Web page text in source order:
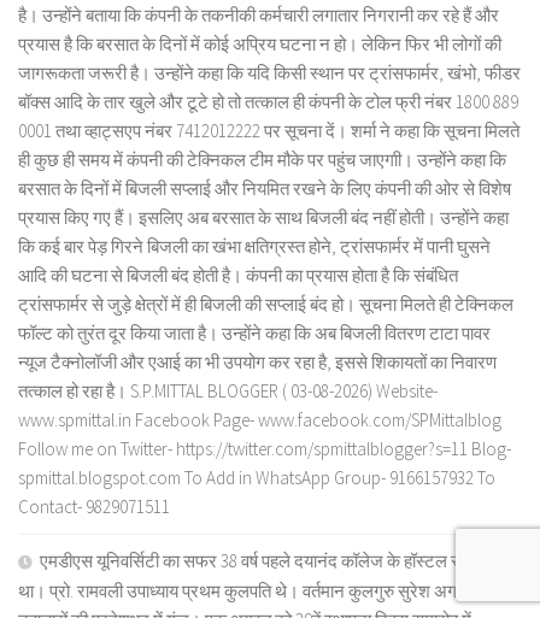
है। उन्होंने बताया कि कंपनी के तकनीकी कर्मचारी लगातार निगरानी कर रहे हैं और
प्रयास है कि बरसात के दिनों में कोई अप्रिय घटना न हो। लेकिन फिर भी लोगों की
जागरूकता जरूरी है। उन्होंने कहा कि यदि किसी स्थान पर ट्रांसफार्मर, खंभो, फीडर
बॉक्स आदि के तार खुले और टूटे हो तो तत्काल ही कंपनी के टोल फ्री नंबर 1800 889
0001 तथा व्हाट्सएप नंबर 7412012222 पर सूचना दें। शर्मा ने कहा कि सूचना मिलते
ही कुछ ही समय में कंपनी की टेक्निकल टीम मौके पर पहुंच जाएगाी। उन्होंने कहा कि
बरसात के दिनों में बिजली सप्लाई और नियमित रखने के लिए कंपनी की ओर से विशेष
प्रयास किए गए हैं। इसलिए अब बरसात के साथ बिजली बंद नहीं होती। उन्होंने कहा
कि कई बार पेड़ गिरने बिजली का खंभा क्षतिग्रस्त होने, ट्रांसफार्मर में पानी घुसने
आदि की घटना से बिजली बंद होती है। कंपनी का प्रयास होता है कि संबंधित
ट्रांसफार्मर से जुड़े क्षेत्रों में ही बिजली की सप्लाई बंद हो। सूचना मिलते ही टेक्निकल
फॉल्ट को तुरंत दूर किया जाता है। उन्होंने कहा कि अब बिजली वितरण टाटा पावर
न्यूज टैक्नोलॉजी और एआई का भी उपयोग कर रहा है, इससे शिकायतों का निवारण
तत्काल हो रहा है। S.P.MITTAL BLOGGER ( 03-08-2026) Website-
www.spmittal.in Facebook Page- www.facebook.com/SPMittalblog
Follow me on Twitter- https://twitter.com/spmittalblogger?s=11 Blog-
spmittal.blogspot.com To Add in WhatsApp Group- 9166157932 To
Contact- 9829071511
एमडीएस यूनिवर्सिटी का सफर 38 वर्ष पहले दयानंद कॉलेज के हॉस्टल से शुरू हुआ
था। प्रो. रामवली उपाध्याय प्रथम कुलपति थे। वर्तमान कुलगुरु सुरेश अग्रवाल के